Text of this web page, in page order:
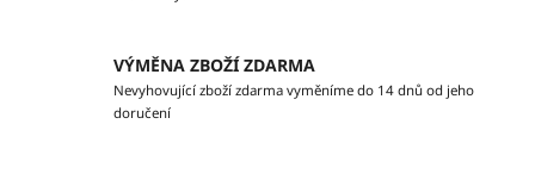
VÝMĚNA ZBOŽÍ ZDARMA
Nevyhovující zboží zdarma vyměníme do 14 dnů od jeho
doručení